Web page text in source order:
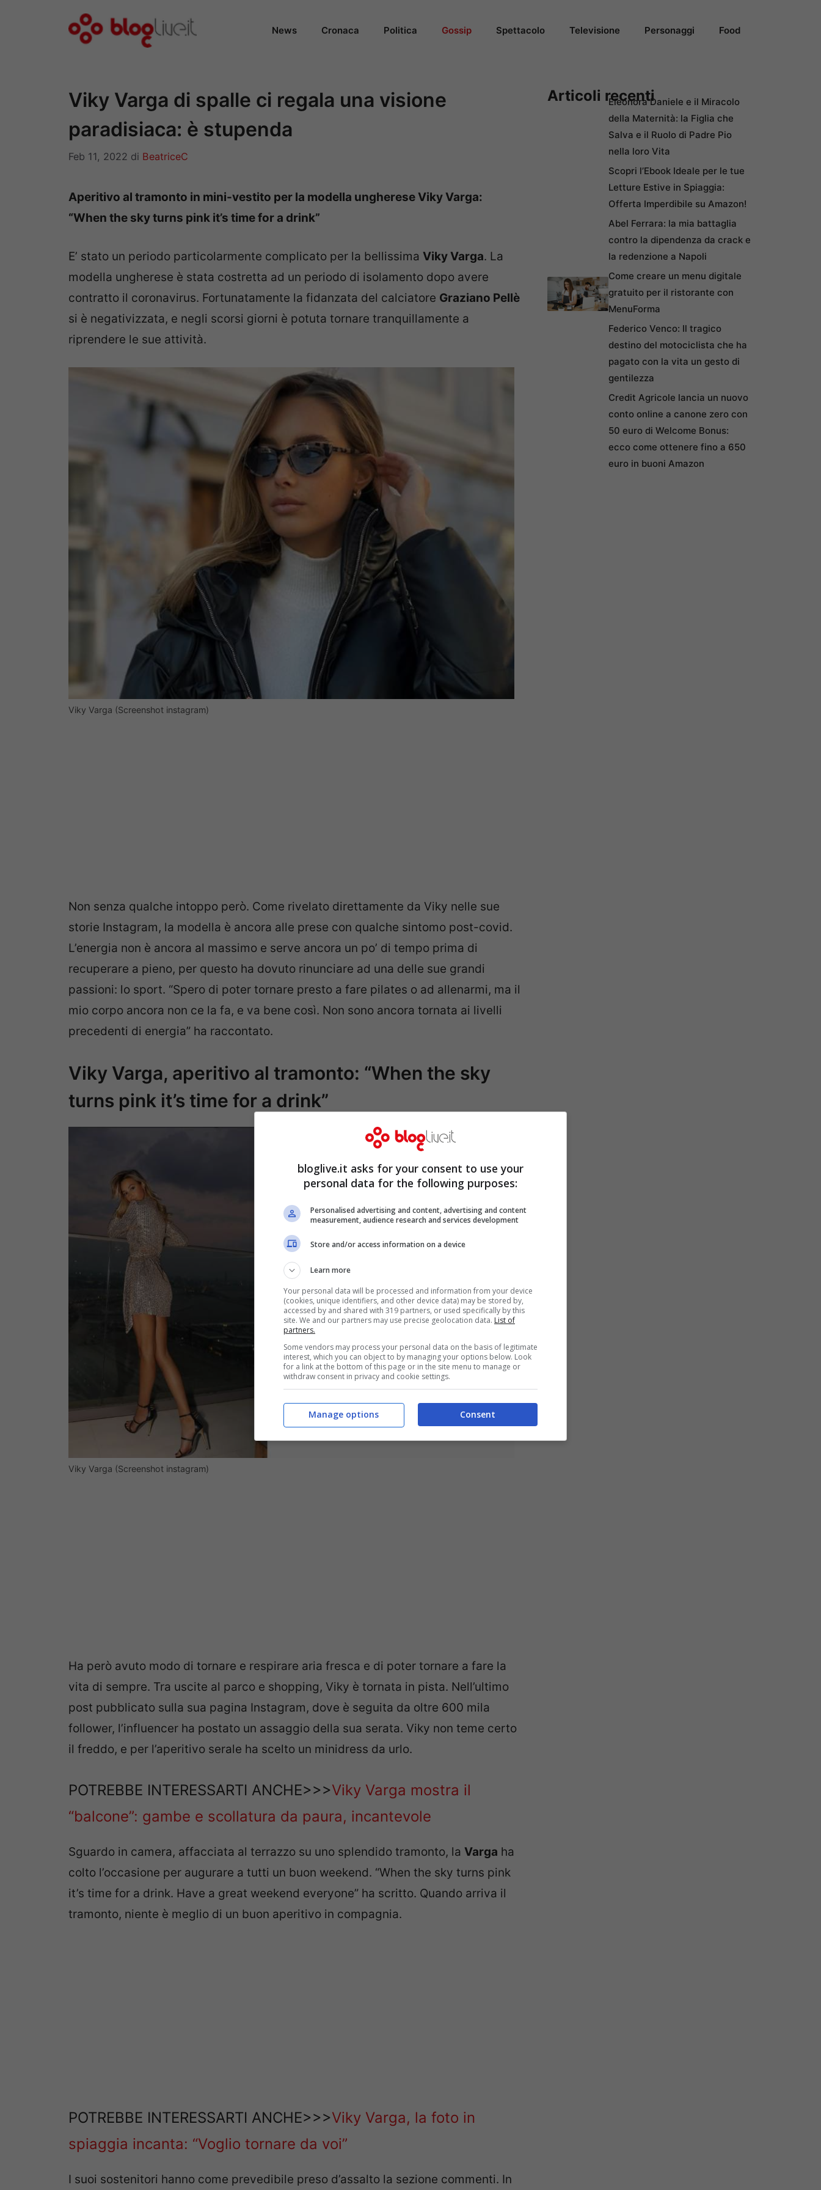
News Cronaca Politica Gossip Spettacolo Televisione Personaggi Food
Viky Varga di spalle ci regala una visione
paradisiaca: è stupenda
Feb 11, 2022 di BeatriceC
Aperitivo al tramonto in mini-vestito per la modella ungherese Viky Varga:
“When the sky turns pink it’s time for a drink”
E’ stato un periodo particolarmente complicato per la bellissima Viky Varga. La
modella ungherese è stata costretta ad un periodo di isolamento dopo avere
contratto il coronavirus. Fortunatamente la fidanzata del calciatore Graziano Pellè
si è negativizzata, e negli scorsi giorni è potuta tornare tranquillamente a
riprendere le sue attività.
Viky Varga (Screenshot instagram)
Non senza qualche intoppo però. Come rivelato direttamente da Viky nelle sue
storie Instagram, la modella è ancora alle prese con qualche sintomo post-covid.
L’energia non è ancora al massimo e serve ancora un po’ di tempo prima di
recuperare a pieno, per questo ha dovuto rinunciare ad una delle sue grandi
passioni: lo sport. “Spero di poter tornare presto a fare pilates o ad allenarmi, ma il
mio corpo ancora non ce la fa, e va bene così. Non sono ancora tornata ai livelli
precedenti di energia” ha raccontato.
Viky Varga, aperitivo al tramonto: “When the sky
turns pink it’s time for a drink”
Viky Varga (Screenshot instagram)
Ha però avuto modo di tornare e respirare aria fresca e di poter tornare a fare la
vita di sempre. Tra uscite al parco e shopping, Viky è tornata in pista. Nell’ultimo
post pubblicato sulla sua pagina Instagram, dove è seguita da oltre 600 mila
follower, l’influencer ha postato un assaggio della sua serata. Viky non teme certo
il freddo, e per l’aperitivo serale ha scelto un minidress da urlo.
POTREBBE INTERESSARTI ANCHE>>>Viky Varga mostra il
“balcone”: gambe e scollatura da paura, incantevole
Sguardo in camera, affacciata al terrazzo su uno splendido tramonto, la Varga ha
colto l’occasione per augurare a tutti un buon weekend. “When the sky turns pink
it’s time for a drink. Have a great weekend everyone” ha scritto. Quando arriva il
tramonto, niente è meglio di un buon aperitivo in compagnia.
POTREBBE INTERESSARTI ANCHE>>>Viky Varga, la foto in
spiaggia incanta: “Voglio tornare da voi”
I suoi sostenitori hanno come prevedibile preso d’assalto la sezione commenti. In
Articoli recentiEleonora Daniele e il Miracolo
della Maternità: la Figlia che
Salva e il Ruolo di Padre Pio
nella loro Vita
Scopri l’Ebook Ideale per le tue
Letture Estive in Spiaggia:
Offerta Imperdibile su Amazon!
Abel Ferrara: la mia battaglia
contro la dipendenza da crack e
la redenzione a Napoli
Come creare un menu digitale
gratuito per il ristorante con
MenuForma
Federico Venco: Il tragico
destino del motociclista che ha
pagato con la vita un gesto di
gentilezza
Credit Agricole lancia un nuovo
conto online a canone zero con
50 euro di Welcome Bonus:
ecco come ottenere fino a 650
euro in buoni Amazon
bloglive.it asks for your consent to use your
personal data for the following purposes:
Personalised advertising and content, advertising and content
measurement, audience research and services development
Store and/or access information on a device
Learn more
Your personal data will be processed and information from your device
(cookies, unique identifiers, and other device data) may be stored by,
accessed by and shared with 319 partners, or used specifically by this
site. We and our partners may use precise geolocation data. List of
partners.
Some vendors may process your personal data on the basis of legitimate
interest, which you can object to by managing your options below. Look
for a link at the bottom of this page or in the site menu to manage or
withdraw consent in privacy and cookie settings.
Consent
Manage options